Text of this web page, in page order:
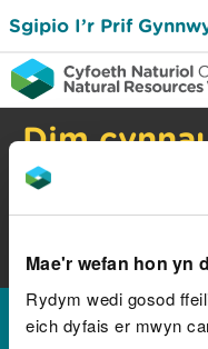
Mae'r wefan hon yn
Rydym wedi gosod
eich dyfais er mwyn
Sgipio I’r Prif
Dim
barbiciws
gwlad
diogelwch.
Hafan > Canllawiau
amgylcheddol